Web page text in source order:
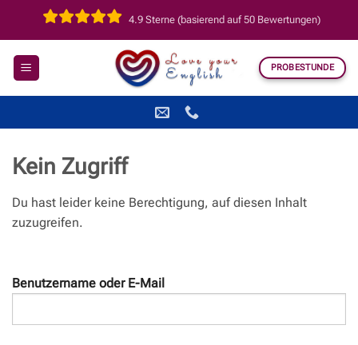
4.9 Sterne (basierend auf 50 Bewertungen)
PROBESTUNDE
Kein Zugriff
Du hast leider keine Berechtigung, auf diesen Inhalt
zuzugreifen.
Benutzername oder E-Mail